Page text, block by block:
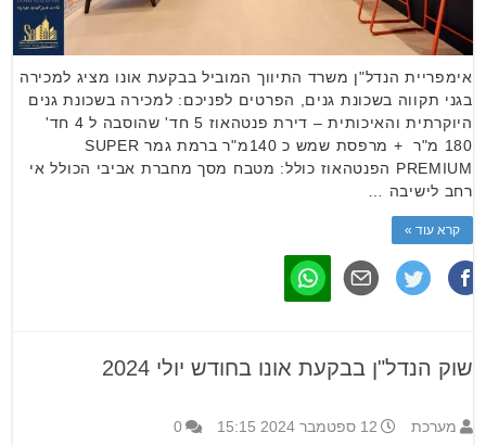
אימפריית הנדל"ן משרד התיווך המוביל בבקעת אונו מציג למכירה
בגני תקווה בשכונת גנים, הפרטים לפניכם: למכירה בשכונת גנים
היוקרתית והאיכותית – דירת פנטהאוז 5 חד' שהוסבה ל 4 חד'
180 מ"ר + מרפסת שמש כ 140מ"ר ברמת גמר SUPER
PREMIUM הפנטהאוז כולל: מטבח מסך מחברת אביבי הכולל אי
רחב לישיבה …
קרא עוד »
שוק הנדל"ן בבקעת אונו בחודש יולי 2024
מערכת 12 ספטמבר 2024 15:15 0